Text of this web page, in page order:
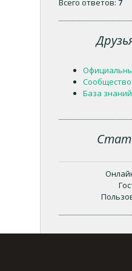
Всего ответов: 7
Сообщество
База